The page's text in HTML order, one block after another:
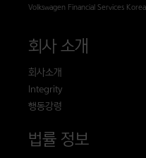
Volkswagen Financial Services Korea
회사 소개
회사소개
Integrity
행동강령
법률 정보